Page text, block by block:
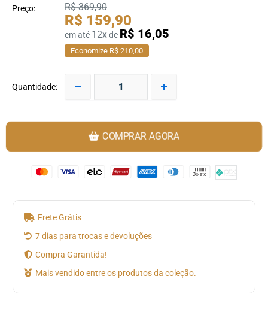
Preço: R$ 369,90
R$ 159,90
em até 12xde R$ 16,05
Economize R$ 210,00
Quantidade:
COMPRAR AGORA
Frete Grátis
7 dias para trocas e devoluções
Compra Garantida!
Mais vendido entre os produtos da coleção.